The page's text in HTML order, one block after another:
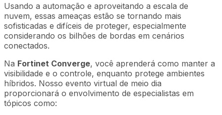
Usando a automação e aproveitando a escala de
nuvem, essas ameaças estão se tornando mais
sofisticadas e difíceis de proteger, especialmente
considerando os bilhões de bordas em cenários
conectados.
Na Fortinet Converge, você aprenderá como manter a
visibilidade e o controle, enquanto protege ambientes
híbridos. Nosso evento virtual de meio dia
proporcionará o envolvimento de especialistas em
tópicos como: